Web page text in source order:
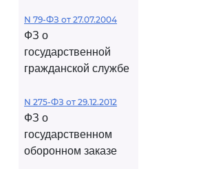
N 79-ФЗ от 27.07.2004
ФЗ о
государственной
гражданской службе
N 275-ФЗ от 29.12.2012
ФЗ о
государственном
оборонном заказе